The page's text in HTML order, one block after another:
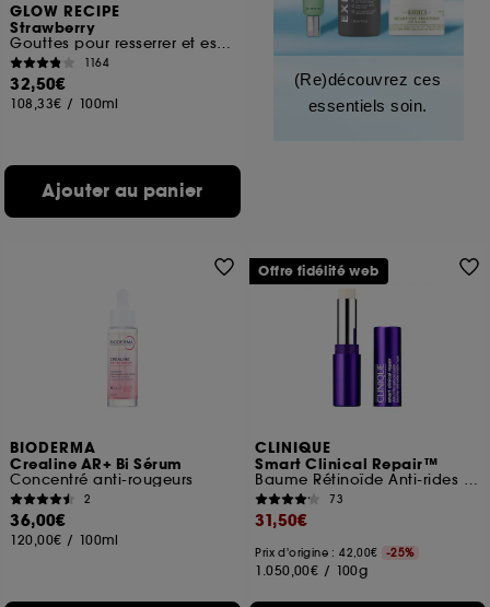
GLOW RECIPE
Strawberry
Gouttes pour resserrer et estomper les pores aux BHA
1164
32,50€
108,33€ / 100ml
Ajouter au panier
(Re)découvrez ces
essentiels soin.
BIODERMA
Crealine AR+ Bi Sérum
Concentré anti-rougeurs
2
36,00€
120,00€ / 100ml
CLINIQUE
Smart Clinical Repair™
Baume Rétinoïde Anti-rides Matin/Soir
73
31,50€
Prix d'origine : 42,00€ -25%
1.050,00€ / 100g
Offre fidélité web